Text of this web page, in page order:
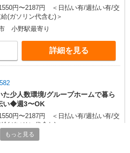
円〜2187円 ＜日払い有/週払い有/交
(ガソリン代含む)＞
小野駅最寄り
詳細を見る
た少人数環境/グループホームで暮ら
い◆週3〜OK
円〜2187円 ＜日払い有/週払い有/交
(ガソリン代含む)＞
市 小野駅最寄り
もっと見る